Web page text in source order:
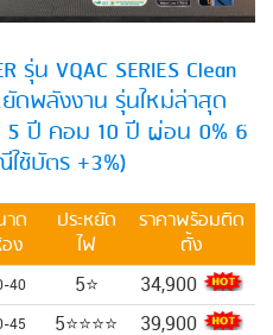
รุ่น VQAC SERIES Clean
ยัดพลังงาน รุ่นใหม่ล่าสุด
5 ปี คอม 10 ปี ผ่อน 0% 6
ช้บัตร +3%)
าด
ง
ประหยัด
ไฟ
ราคาพร้อมติด
ตั้ง
40 5⭐ 34,900
45 5⭐⭐⭐⭐ 39,900